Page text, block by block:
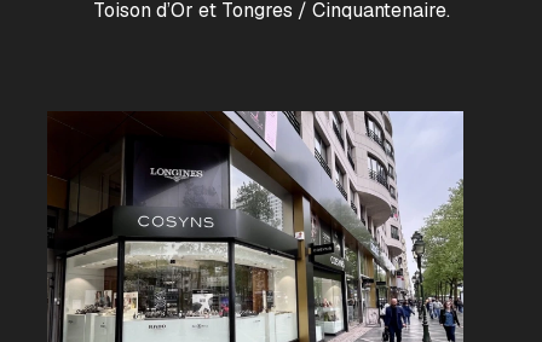
Toison d’Or et Tongres / Cinquantenaire.